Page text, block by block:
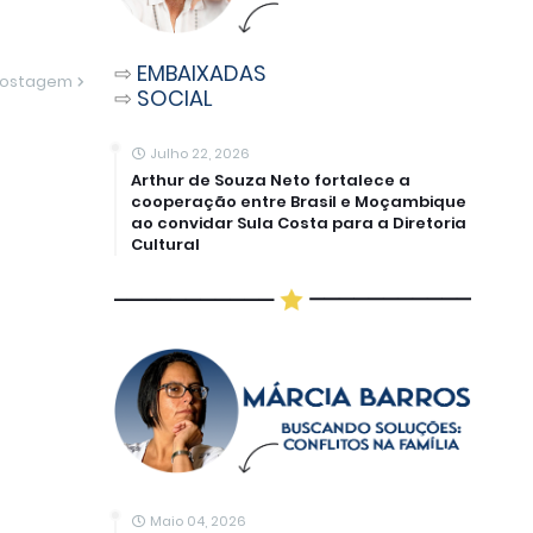
⇨ EMBAIXADAS
⇨ SOCIAL
Julho 22, 2026
Arthur de Souza Neto fortalece a
cooperação entre Brasil e Moçambique
ao convidar Sula Costa para a Diretoria
Cultural
Maio 04, 2026